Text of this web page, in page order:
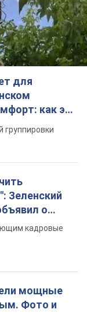
группировки
о
кадровые
мощные
Фото и